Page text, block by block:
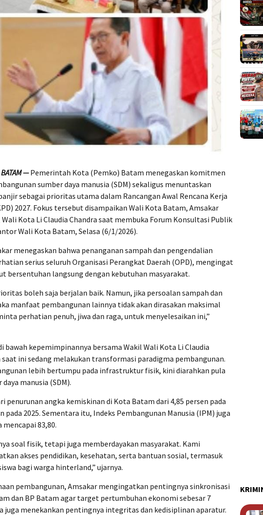
—Pemerintah Kota (Pemko) Batam menegaskan komitmen
sumber daya manusia (SDM) sekaligus menuntaskan
sebagai prioritas utama dalam Rancangan Awal Rencana Kerja
2027. Fokus tersebut disampaikan Wali Kota Batam, Amsakar
Kota Li Claudia Chandra saat membuka Forum Konsultasi Publik
Wali Kota Batam, Selasa (6/1/2026).
menegaskan bahwa penanganan sampah dan pengendalian
serius seluruh Organisasi Perangkat Daerah (OPD), mengingat
bersentuhan langsung dengan kebutuhan masyarakat.
boleh saja berjalan baik. Namun, jika persoalan sampah dan
manfaat pembangunan lainnya tidak akan dirasakan maksimal
perhatian penuh, jiwa dan raga, untuk menyelesaikan ini,”
bawah kepemimpinannya bersama Wakil Wali Kota Li Claudia
ini sedang melakukan transformasi paradigma pembangunan.
lebih bertumpu pada infrastruktur fisik, kini diarahkan pula
manusia (SDM).
angka kemiskinan di Kota Batam dari 4,85 persen pada
pada 2025. Sementara itu, Indeks Pembangunan Manusia (IPM) juga
83,80.
soal fisik, tetapi juga memberdayakan masyarakat. Kami
akses pendidikan, kesehatan, serta bantuan sosial, termasuk
bagi warga hinterland,” ujarnya.
pembangunan, Amsakar mengingatkan pentingnya sinkronisasi
dan BP Batam agar target pertumbuhan ekonomi sebesar 7
juga menekankan pentingnya integritas dan kedisiplinan aparatur.